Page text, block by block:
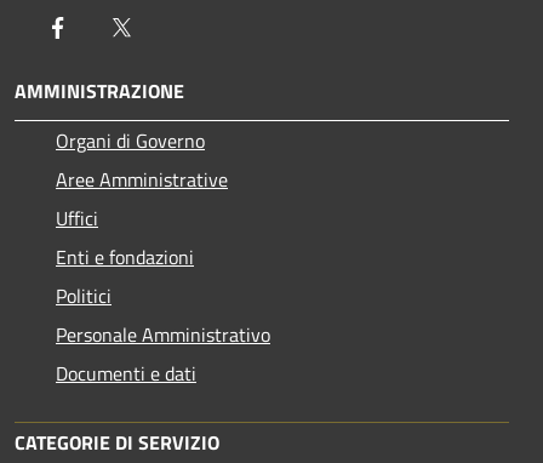
Facebook
AMMINISTRAZIONE
Organi di Governo
Aree Amministrative
Uffici
Enti e fondazioni
Politici
Personale Amministrativo
Documenti e dati
CATEGORIE DI SERVIZIO